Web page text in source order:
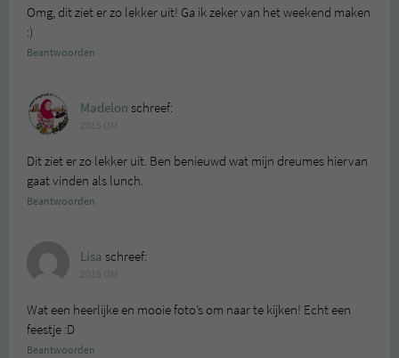
Omg, dit ziet er zo lekker uit! Ga ik zeker van het weekend maken
:)
Beantwoorden
Madelon schreef:
Dit ziet er zo lekker uit. Ben benieuwd wat mijn dreumes hiervan
gaat vinden als lunch.
Beantwoorden
Lisa schreef:
Wat een heerlijke en mooie foto’s om naar te kijken! Echt een
feestje :D
Beantwoorden